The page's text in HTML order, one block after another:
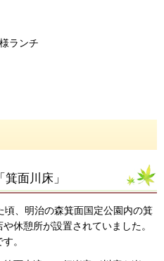
ランチ
面川床」
、明治の森箕面国定公園内の箕
休憩所が設置されていました。
。